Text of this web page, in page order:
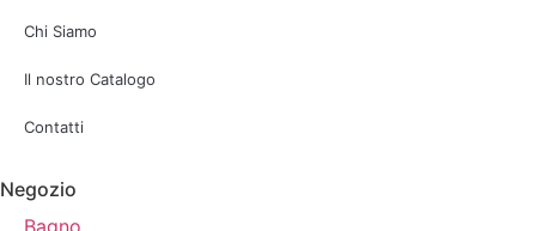
Chi Siamo
Il nostro Catalogo
Contatti
Negozio